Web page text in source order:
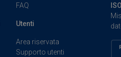
FAQ
Utenti
Area riservata
Supporto utenti